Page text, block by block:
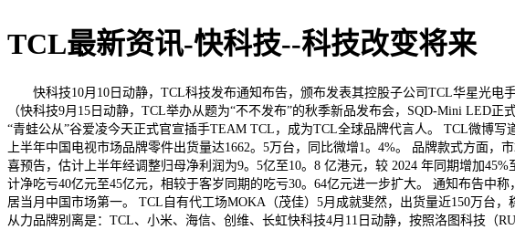
TCL最新资讯-快科技--科技改变将来
快科技10月10日动静，TCL科技发布通知布告，颁布发表其控股子公司TCL华星光电
（快科技9月15日动静，TCL举办从题为“不不发布”的秋季新品发布会，SQD-Mini LED
“青蛙公从”谷爱凌今天正式官宣插手TEAM TCL，成为TCL全球品牌代言人。 TCL微博
上半年中国电视市场品牌零件出货量达1662。5万台，同比微增1。4%。 品牌款式方面
喜预告，估计上半年经调整归母净利润为9。5亿至10。8 亿港元，较 2024 年同期增加
计净吃亏40亿元至45亿元，相较于客岁同期的吃亏30。64亿元进一步扩大。 通知布告中
居当月中国市场第一。 TCL自有代工场MOKA（茂佳）5月成就斐然，出货量近150万台
从力品牌别离是：TCL、小米、海信、创维、长虹快科技4月11日动静，按照洛图科技（